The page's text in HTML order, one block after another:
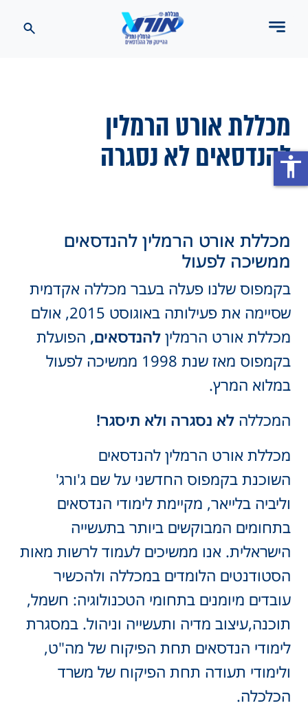
מכללת אורט הרמלין
להנדסאים לא נסגרה
מכללת אורט הרמלין להנדסאים
ממשיכה לפעול
בקמפוס שלנו פעלה בעבר מכללה אקדמית
שסיימה את פעילותה באוגוסט 2015, אולם
מכללת אורט הרמלין להנדסאים, הפועלת
בקמפוס מאז שנת 1998 ממשיכה לפעול
במלוא המרץ.
המכללה לא נסגרה ולא תיסגר!
מכללת אורט הרמלין להנדסאים
השוכנת בקמפוס החדשני על שם ג'ורג'
וליביה בלייאר, מקיימת לימודי הנדסאים
בתחומים המבוקשים ביותר בתעשייה
הישראלית. אנו ממשיכים לעמוד לרשות מאות
הסטודנטים הלומדים במכללה ולהכשיר
עובדים מיומנים בתחומי הטכנולוגיה: חשמל,
תוכנה,עיצוב מדיה ותעשייה וניהול. במסגרת
לימודי הנדסאים תחת הפיקוח של מה"ט,
ולימודי תעודה תחת הפיקוח של משרד
הכלכלה.
accessibility